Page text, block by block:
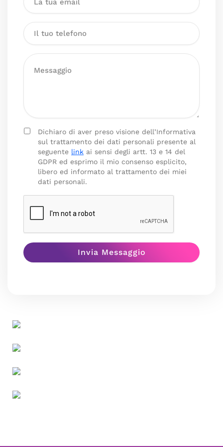
Dichiaro di aver preso visione dell’Informativa
sul trattamento dei dati personali presente al
seguente link ai sensi degli artt. 13 e 14 del
GDPR ed esprimo il mio consenso esplicito,
libero ed informato al trattamento dei miei
dati personali.